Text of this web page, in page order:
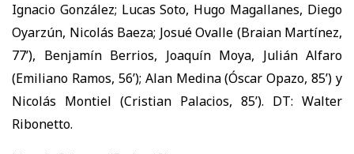
Ignacio González; Lucas Soto, Hugo Magallanes, Diego
Oyarzún, Nicolás Baeza; Josué Ovalle (Braian Martínez,
77’), Benjamín Berrios, Joaquín Moya, Julián Alfaro
(Emiliano Ramos, 56’); Alan Medina (Óscar Opazo, 85’) y
Nicolás Montiel (Cristian Palacios, 85’). DT: Walter
Ribonetto.